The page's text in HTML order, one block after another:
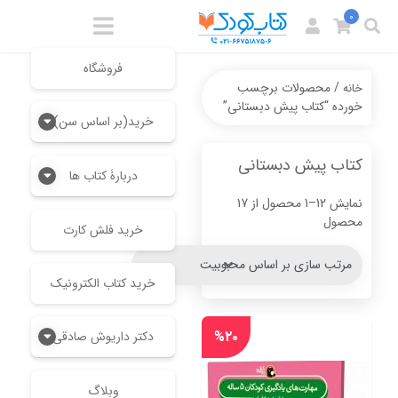
فروشگاه
خرید(بر اساس سن)
دربارۀ کتاب ها
خرید فلش کارت
خرید کتاب الکترونیک
دکتر داریوش صادقی
وبلاگ
0
خانه/ محصولات برچسب
خورده “کتاب پیش دبستانی”
کتاب پیش دبستانی
نمایش 12–1 محصول از 17
محصولSorted
popularity
%۲۰